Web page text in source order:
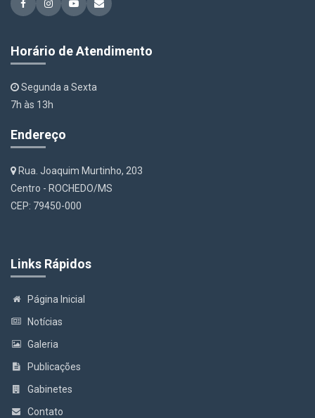
Horário de Atendimento
Segunda a Sexta
7h às 13h
Endereço
Rua. Joaquim Murtinho, 203
Centro - ROCHEDO/MS
CEP: 79450-000
Links Rápidos
Página Inicial
Notícias
Galeria
Publicações
Gabinetes
Contato